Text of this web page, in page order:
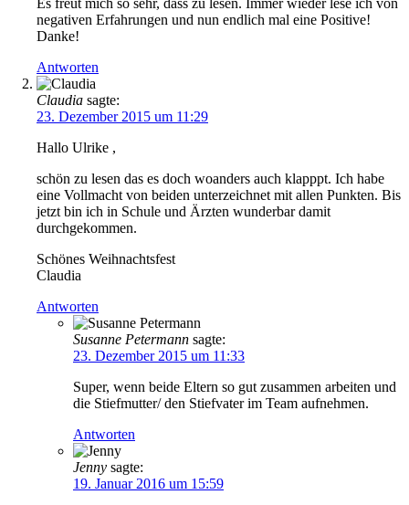
negativen Erfahrungen und nun endlich mal eine Positive!
Danke!
Antworten
Claudia sagte:
23. Dezember 2015 um 11:29
Hallo Ulrike ,
schön zu lesen das es doch woanders auch klapppt. Ich habe
eine Vollmacht von beiden unterzeichnet mit allen Punkten. Bis
jetzt bin ich in Schule und Ärzten wunderbar damit
durchgekommen.
Schönes Weihnachtsfest
Claudia
Antworten
Susanne Petermann sagte:
23. Dezember 2015 um 11:33
Super, wenn beide Eltern so gut zusammen arbeiten und
die Stiefmutter/ den Stiefvater im Team aufnehmen.
Antworten
Jenny sagte:
19. Januar 2016 um 15:59